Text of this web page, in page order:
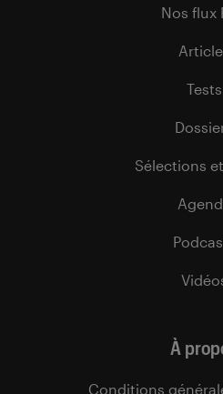
Nos flux
Tests
Sélections
À
Conditions